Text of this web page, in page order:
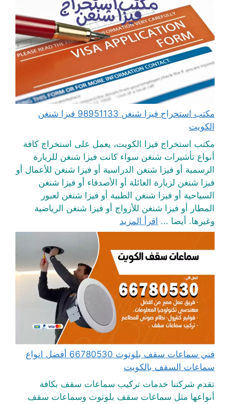
مكتب استخراج فيزا شنغن 98951133 فيزا شنغن
الكويت
مكتب استخراج فيزا الكويت، يعمل على استخراج كافة
أنواع تأشيرات شنغن سواء كانت فيزا شنغن للزيارة
الرسمية أو فيزا شنغن الدراسية أو فيزا شنغن للأعمال أو
فيزا شنغن لزيارة العائلة أو الأصدقاء أو فيزا شنغن
السياحية أو فيزا شنغن الطبية أو فيزا شنغن لعبور
المطار أو فيزا شنغن للأزواج أو فيزا شنغن الرياضية
وغيرها. أيضا ... اقرأ المزيد
فني سماعات سقف بلوتوث 66780530 أفضل انواع
سماعات السقف بالكويت
تقدم شركتنا خدمات تركيب سماعات سقف بكافة
أنواعها مثل سماعات سقف بلوتوث وسماعات سقف